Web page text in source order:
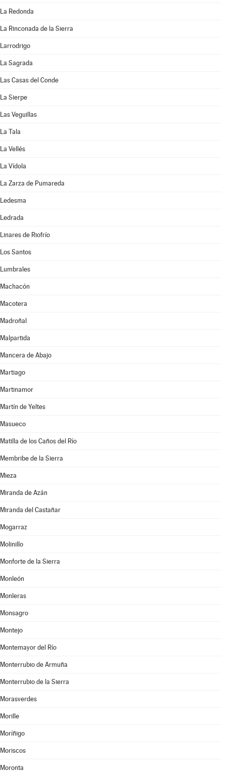
La Redonda
La Rinconada de la Sierra
Larrodrigo
La Sagrada
Las Casas del Conde
La Sierpe
Las Veguillas
La Tala
La Vellés
La Vídola
La Zarza de Pumareda
Ledesma
Ledrada
Linares de Riofrío
Los Santos
Lumbrales
Machacón
Macotera
Madroñal
Malpartida
Mancera de Abajo
Martiago
Martinamor
Martín de Yeltes
Masueco
Matilla de los Caños del Río
Membribe de la Sierra
Mieza
Miranda de Azán
Miranda del Castañar
Mogarraz
Molinillo
Monforte de la Sierra
Monleón
Monleras
Monsagro
Montejo
Montemayor del Río
Monterrubio de Armuña
Monterrubio de la Sierra
Morasverdes
Morille
Moríñigo
Moriscos
Moronta